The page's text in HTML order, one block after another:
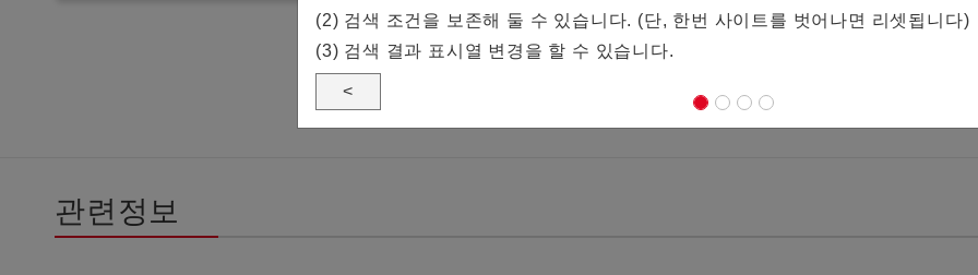
(2) 검색 조건을 보존해 둘 수 있습니다. (단, 한번 사이트를 벗어나면 리셋됩니다)
(3) 검색 결과 표시열 변경을 할 수 있습니다.
<
관련정보